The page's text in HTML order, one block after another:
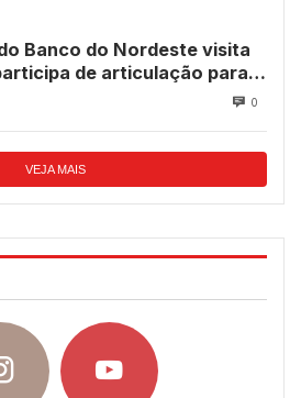
Banco do Nordeste visita
de articulação para
0
VEJA MAIS